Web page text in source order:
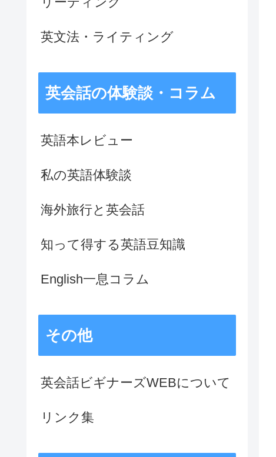
英文法・ライティング
英会話の体験談・コラム
英語本レビュー
私の英語体験談
海外旅行と英会話
知って得する英語豆知識
English一息コラム
その他
英会話ビギナーズWEBについて
リンク集